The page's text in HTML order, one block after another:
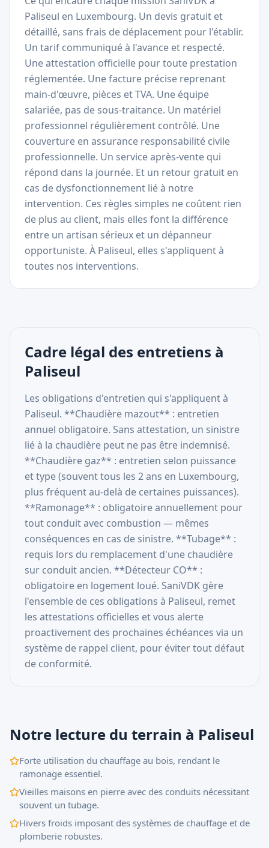
Paliseul en Luxembourg. Un devis gratuit et
détaillé, sans frais de déplacement pour l'établir.
Un tarif communiqué à l'avance et respecté.
Une attestation officielle pour toute prestation
réglementée. Une facture précise reprenant
main-d'œuvre, pièces et TVA. Une équipe
salariée, pas de sous-traitance. Un matériel
professionnel régulièrement contrôlé. Une
couverture en assurance responsabilité civile
professionnelle. Un service après-vente qui
répond dans la journée. Et un retour gratuit en
cas de dysfonctionnement lié à notre
intervention. Ces règles simples ne coûtent rien
de plus au client, mais elles font la différence
entre un artisan sérieux et un dépanneur
opportuniste. À Paliseul, elles s'appliquent à
toutes nos interventions.
Cadre légal des entretiens à
Paliseul
Les obligations d'entretien qui s'appliquent à
Paliseul. **Chaudière mazout** : entretien
annuel obligatoire. Sans attestation, un sinistre
lié à la chaudière peut ne pas être indemnisé.
**Chaudière gaz** : entretien selon puissance
et type (souvent tous les 2 ans en Luxembourg,
plus fréquent au-delà de certaines puissances).
**Ramonage** : obligatoire annuellement pour
tout conduit avec combustion — mêmes
conséquences en cas de sinistre. **Tubage** :
requis lors du remplacement d'une chaudière
sur conduit ancien. **Détecteur CO** :
obligatoire en logement loué. SaniVDK gère
l'ensemble de ces obligations à Paliseul, remet
les attestations officielles et vous alerte
proactivement des prochaines échéances via un
système de rappel client, pour éviter tout défaut
de conformité.
Notre lecture du terrain à Paliseul
Forte utilisation du chauffage au bois, rendant le
ramonage essentiel.
Vieilles maisons en pierre avec des conduits nécessitant
souvent un tubage.
Hivers froids imposant des systèmes de chauffage et de
plomberie robustes.